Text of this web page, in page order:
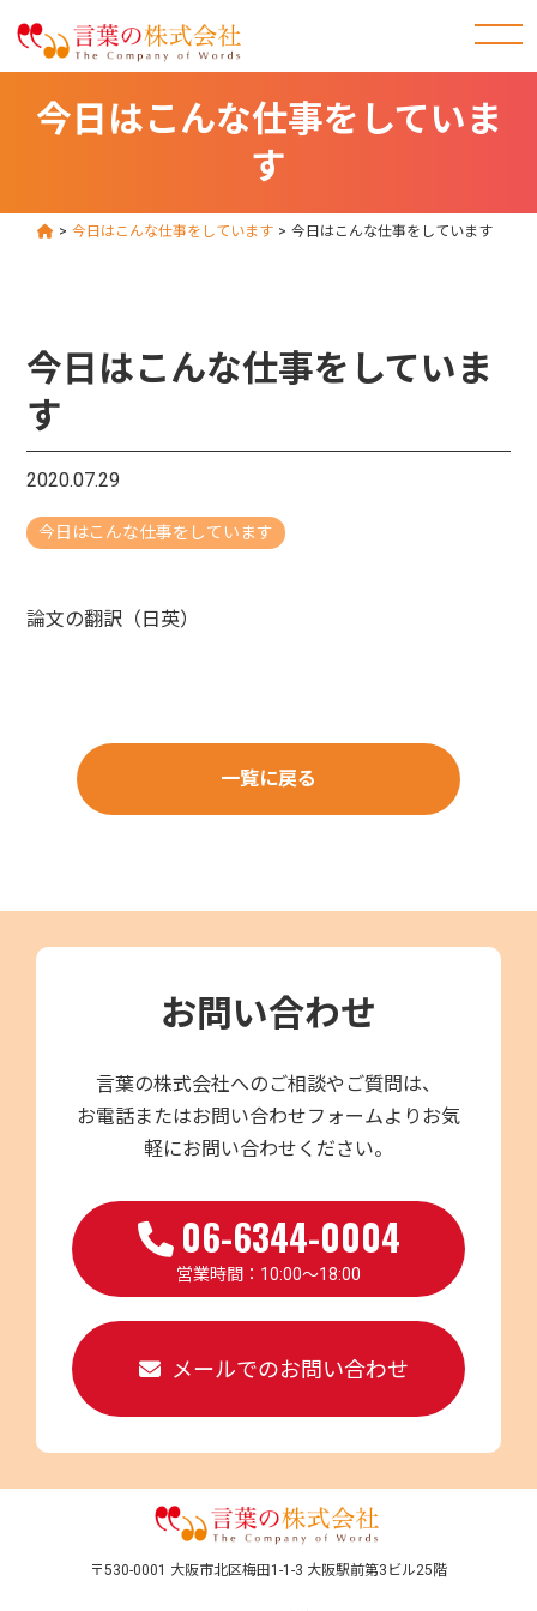
今日はこんな仕事をしていま
す
> 今日はこんな仕事をしています > 今日はこんな仕事をしています
今日はこんな仕事をしていま
す
2020.07.29
今日はこんな仕事をしています
論文の翻訳（日英）
一覧に戻る
お問い合わせ
言葉の株式会社へのご相談やご質問は、
お電話またはお問い合わせフォームよりお気
軽にお問い合わせください。
06-6344-0004
営業時間：10:00～18:00
メールでのお問い合わせ
〒530-0001 大阪市北区梅田1-1-3 大阪駅前第3ビル25階